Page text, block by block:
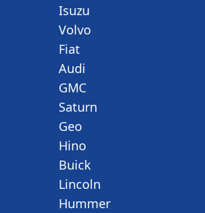
Isuzu
Volvo
Fiat
Audi
GMC
Saturn
Geo
Hino
Buick
Lincoln
Hummer